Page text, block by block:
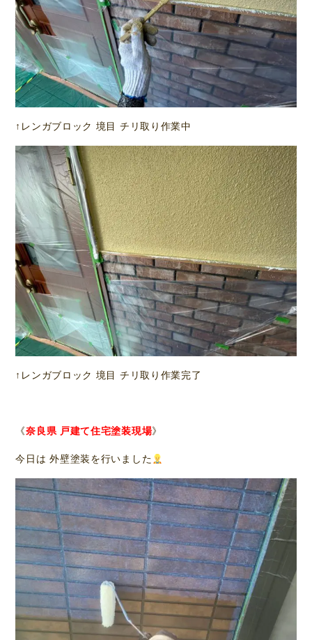
↑レンガブロック 境目 チリ取り作業中
↑レンガブロック 境目 チリ取り作業完了
《奈良県 戸建て住宅塗装現場》
今日は 外壁塗装を行いました